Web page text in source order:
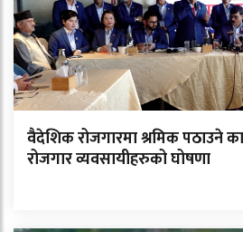
वैदेशिक रोजगारमा श्रमिक पठाउने
रोजगार व्यवसायीहरुको घोषणा